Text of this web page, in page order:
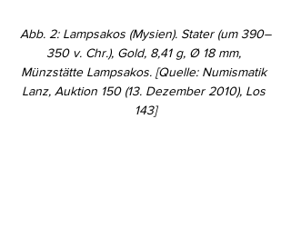
Abb. 2: Lampsakos (Mysien). Stater (um 390–
350 v. Chr.), Gold, 8,41 g, Ø 18 mm,
Münzstätte Lampsakos. [Quelle: Numismatik
Lanz, Auktion 150 (13. Dezember 2010), Los
143]